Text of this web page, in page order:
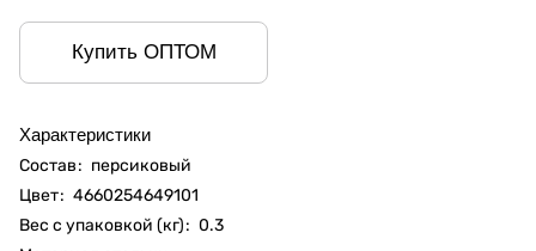
Купить ОПТОМ
Характеристики
Состав: персиковый
Цвет: 4660254649101
Вес с упаковкой (кг): 0.3